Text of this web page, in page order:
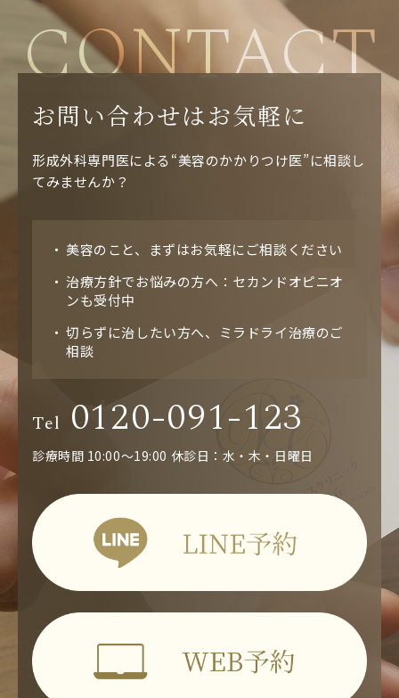
CONTACT
お問い合わせはお気軽に
形成外科専門医による“美容のかかりつけ医”に相談し
てみませんか？
美容のこと、まずはお気軽にご相談ください
治療方針でお悩みの方へ：セカンドオピニオ
ンも受付中
切らずに治したい方へ、ミラドライ治療のご
相談
Tel 0120-091-123
診療時間 10:00～19:00 休診日：水・木・日曜日